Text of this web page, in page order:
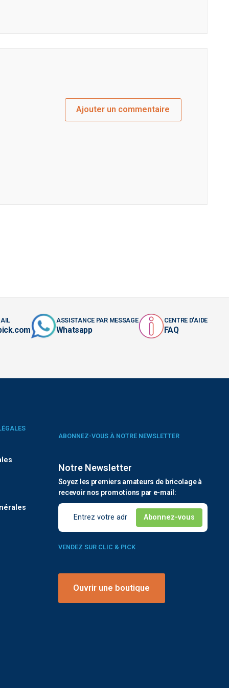
Ajouter un commentaire
ASSISTANCE PAR MESSAGE
Whatsapp
CENTRE D'AIDE
FAQ
ABONNEZ-VOUS À NOTRE NEWSLETTER
Notre Newsletter
Soyez les premiers amateurs de bricolage à
recevoir nos promotions par e-mail:
VENDEZ SUR CLIC & PICK
Ouvrir une boutique